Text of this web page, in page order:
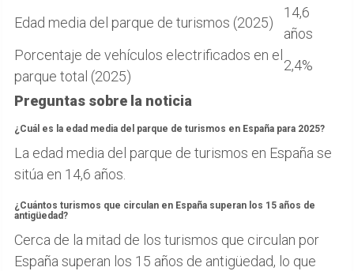
Edad media del parque de turismos (2025)
14,6
años
Porcentaje de vehículos electrificados en el
parque total (2025)
2,4%
Preguntas sobre la noticia
¿Cuál es la edad media del parque de turismos en España para 2025?
La edad media del parque de turismos en España se
sitúa en 14,6 años.
¿Cuántos turismos que circulan en España superan los 15 años de
antigüedad?
Cerca de la mitad de los turismos que circulan por
España superan los 15 años de antigüedad, lo que